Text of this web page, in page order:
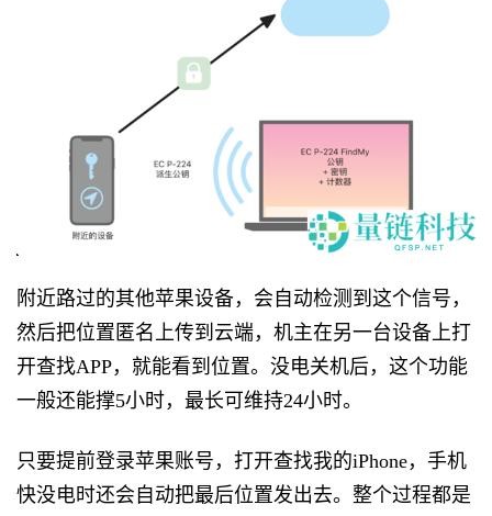
附近路过的其他苹果设备，会自动检测到这个信号，
然后把位置匿名上传到云端，机主在另一台设备上打
开查找APP，就能看到位置。没电关机后，这个功能
一般还能撑5小时，最长可维持24小时。
只要提前登录苹果账号，打开查找我的iPhone，手机
快没电时还会自动把最后位置发出去。整个过程都是